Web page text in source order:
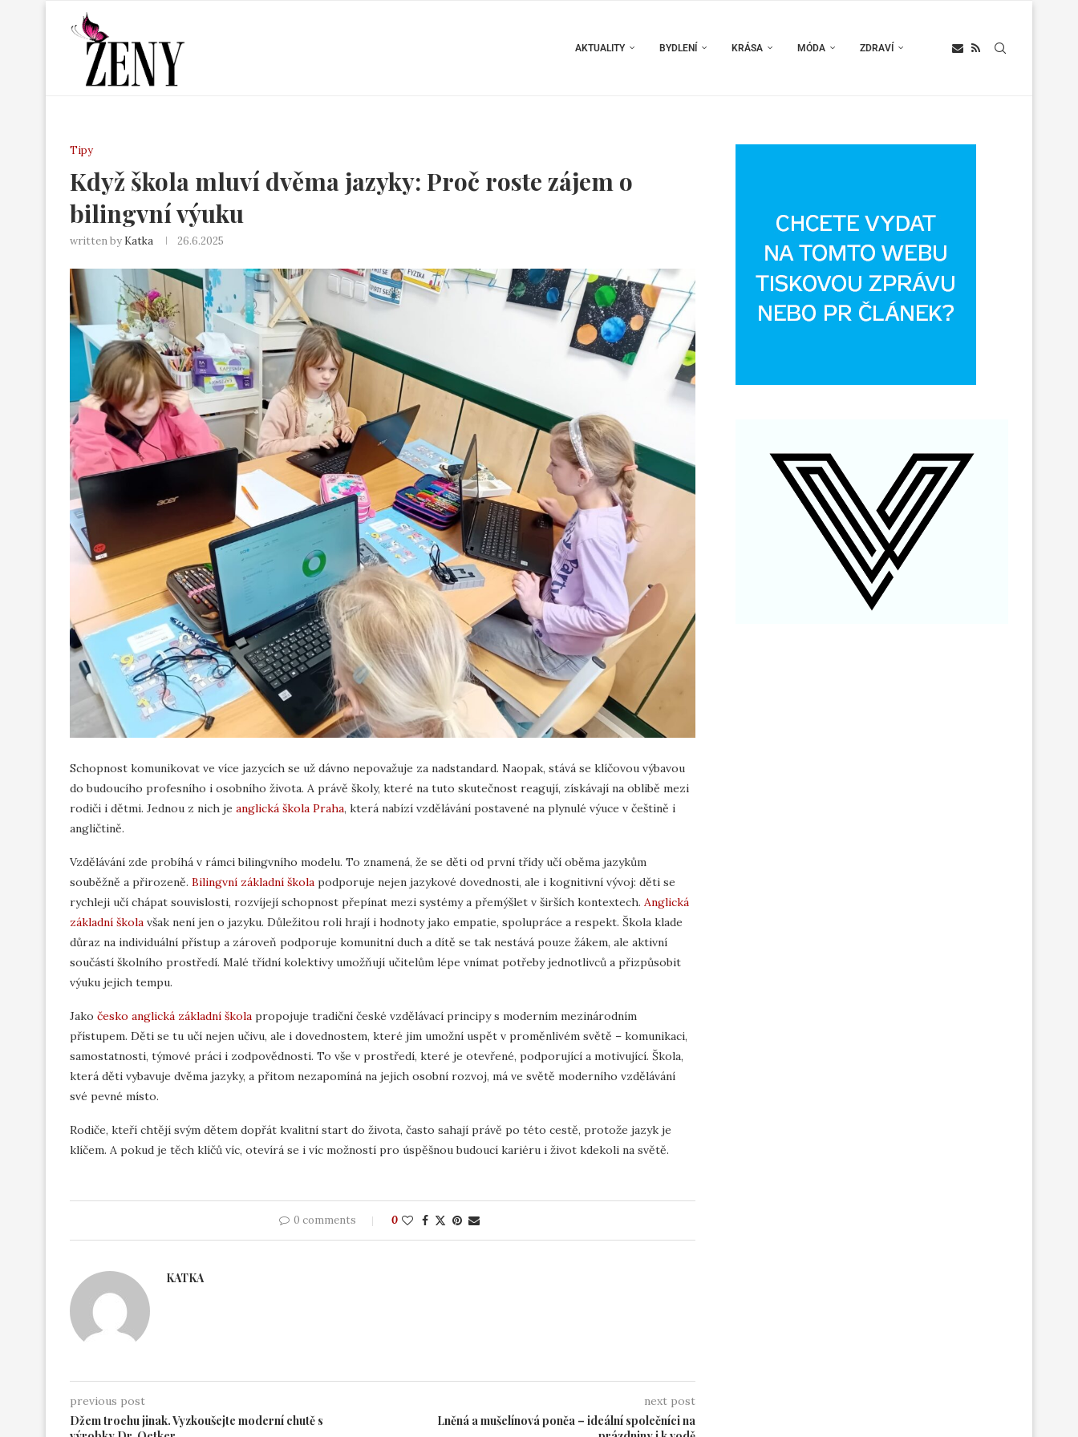
AKTUALITY BYDLENÍ KRÁSA MÓDA ZDRAVÍ
Tipy
Když škola mluví dvěma jazyky: Proč roste zájem o
bilingvní výuku
written by Katka 26.6.2025
Schopnost komunikovat ve více jazycích se už dávno nepovažuje za nadstandard. Naopak, stává se klíčovou výbavou
do budoucího profesního i osobního života. A právě školy, které na tuto skutečnost reagují, získávají na oblibě mezi
rodiči i dětmi. Jednou z nich je anglická škola Praha, která nabízí vzdělávání postavené na plynulé výuce v češtině i
angličtině.
Vzdělávání zde probíhá v rámci bilingvního modelu. To znamená, že se děti od první třídy učí oběma jazykům
souběžně a přirozeně. Bilingvní základní škola podporuje nejen jazykové dovednosti, ale i kognitivní vývoj: děti se
rychleji učí chápat souvislosti, rozvíjejí schopnost přepínat mezi systémy a přemýšlet v širších kontextech. Anglická
základní škola však není jen o jazyku. Důležitou roli hrají i hodnoty jako empatie, spolupráce a respekt. Škola klade
důraz na individuální přístup a zároveň podporuje komunitní duch a dítě se tak nestává pouze žákem, ale aktivní
součástí školního prostředí. Malé třídní kolektivy umožňují učitelům lépe vnímat potřeby jednotlivců a přizpůsobit
výuku jejich tempu.
Jako česko anglická základní škola propojuje tradiční české vzdělávací principy s moderním mezinárodním
přístupem. Děti se tu učí nejen učivu, ale i dovednostem, které jim umožní uspět v proměnlivém světě – komunikaci,
samostatnosti, týmové práci i zodpovědnosti. To vše v prostředí, které je otevřené, podporující a motivující. Škola,
která děti vybavuje dvěma jazyky, a přitom nezapomíná na jejich osobní rozvoj, má ve světě moderního vzdělávání
své pevné místo.
Rodiče, kteří chtějí svým dětem dopřát kvalitní start do života, často sahají právě po této cestě, protože jazyk je
klíčem. A pokud je těch klíčů víc, otevírá se i víc možností pro úspěšnou budoucí kariéru i život kdekoli na světě.
0 comments 0
KATKA
previous post
Džem trochu jinak. Vyzkoušejte moderní chutě s
next post
Lněná a mušelínová ponča – ideální společníci na